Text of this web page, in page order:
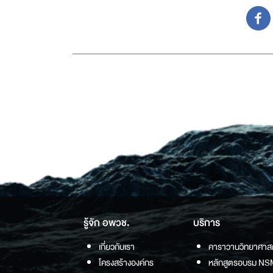
รู้จัก อพวช.
เกี่ยวกับเรา
โครงสร้างองค์กร
บริการ
คาราวานวิทยาศา
หลักสูตรอบรม